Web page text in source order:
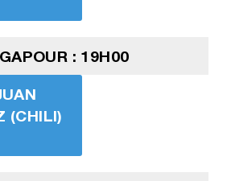
: 19H00
(CHILI)